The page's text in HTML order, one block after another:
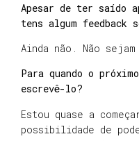
Apesar de ter saído
tens algum feedback
Ainda não. Não
Para quando o
escrevê-lo?
Estou quase a
possibilidade de